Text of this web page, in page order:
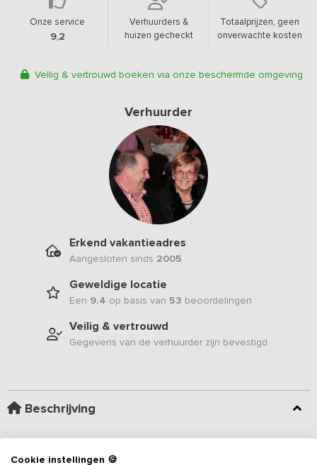
Onze service
9,2
Verhuurders &
huizen gecheckt
Totaalprijzen, geen
onverwachte kosten
Veilig & vertrouwd boeken via onze beschermde omgeving
Verhuurder
Erkend vakantieadres
Aangesloten sinds 2005
Geweldige locatie
Een 9.4 op basis van 53 beoordelingen
Veilig & vertrouwd
Gegevens van de verhuurder zijn bevestigd
Beschrijving
bijzondere aan ditvakantieadres
Cookie instellingen 🍪